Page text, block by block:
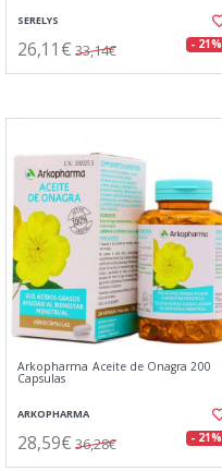
SERELYS
26,11€ 33,14€ - 21%
Arkopharma Aceite de Onagra 200
Capsulas
ARKOPHARMA
28,59€ 36,28€ - 21%